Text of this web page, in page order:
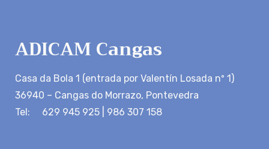
ADICAM Cangas
Casa da Bola 1 (entrada por Valentín Losada nº 1)
36940 – Cangas do Morrazo, Pontevedra
Tel: 629 945 925 | 986 307 158